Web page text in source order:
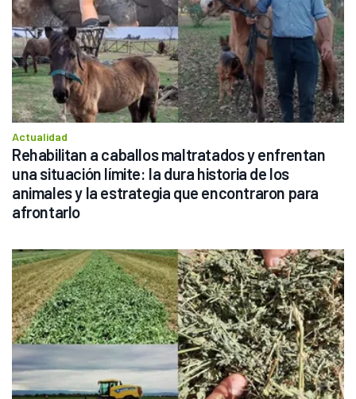
Actualidad
Rehabilitan a caballos maltratados y enfrentan
una situación límite: la dura historia de los
animales y la estrategia que encontraron para
afrontarlo